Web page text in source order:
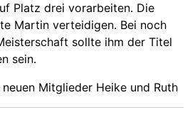
Platz drei vorarbeiten. Die
Martin verteidigen. Bei noch
sollte ihm der Titel
sein.
Mitglieder Heike und Ruth